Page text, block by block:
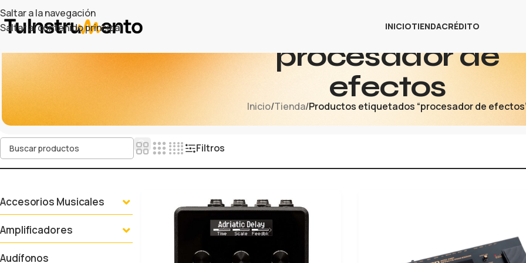
Saltar a la navegación
Saltar al contenido principal
INICIOTIENDACRÉDITO
procesador de
efectos
Inicio/Tienda/Productos etiquetados “procesador de
Filtros
Accesorios Musicales
Amplificadores
Audífonos